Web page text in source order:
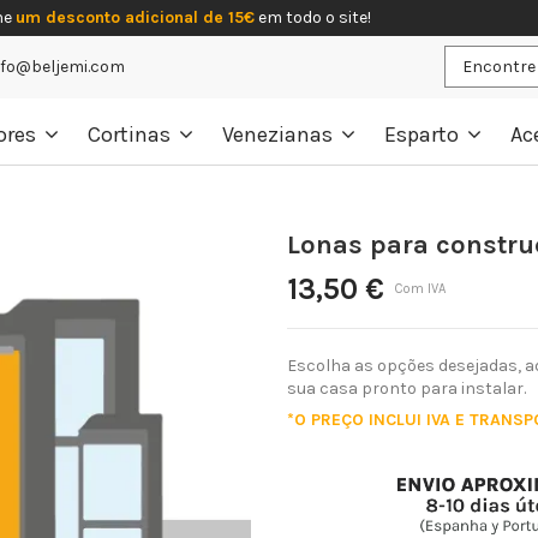
um desconto adicional de 15€em todo o site!
Cortinas Venezianas Esparto
Lonas para
13,50 € Com IVA
Escolha as opções desejadas,
sua casa pronto para instalar.
*O PREÇO INCLUI IVA E